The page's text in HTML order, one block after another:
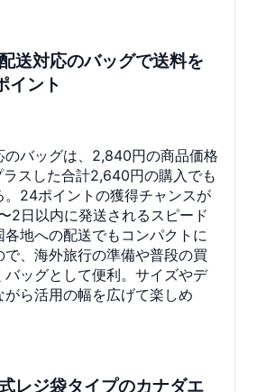
送対応のバッグで送料を
イント
のバッグは、2,840円の商品価格
スした合計2,640円の購入でも
。24ポイントの獲得チャンスが
2日以内に発送されるスピード
地への配送でもコンパクトに
で、海外旅行の準備や普段の買
バッグとして便利。サイズやデ
ら活用の幅を広げて楽しめ
レジ袋タイプのカナダエ